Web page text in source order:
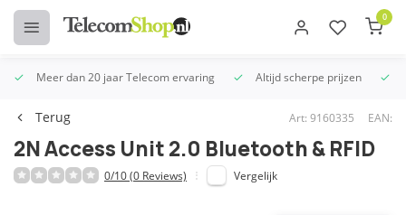
0
Meer dan 20 jaar Telecom ervaring Altijd scherpe prijzen
Terug Art: 9160335 EAN:
2N Access Unit 2.0 Bluetooth & RFID
0/10 (0 Reviews) Vergelijk